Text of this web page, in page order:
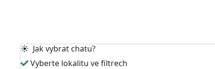
☀️ Jak vybrat chatu?
Vyberte lokalitu ve filtrech